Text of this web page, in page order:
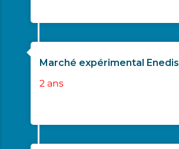
Marché expérimental Enedis
2 ans